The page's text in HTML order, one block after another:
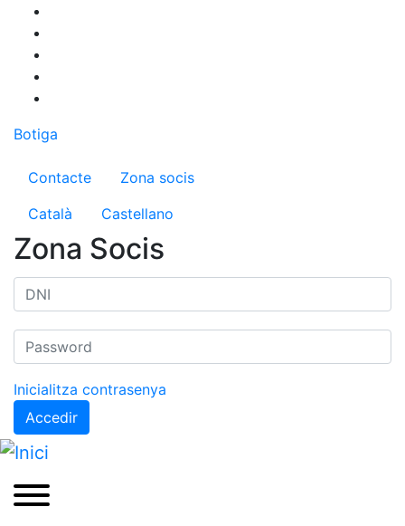
contingut
Botiga
Menú del compte d'usuari
Contacte
Zona socis
Català
Castellano
Zona Socis
Inicialitza contrasenya
Accedir